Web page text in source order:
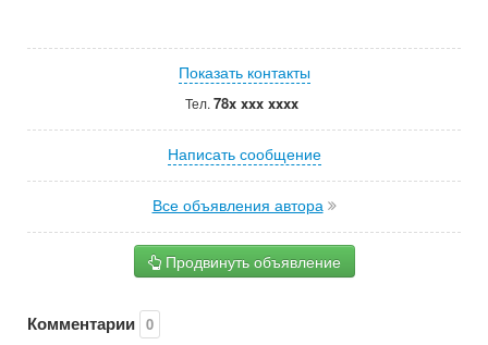
Показать контакты
Тел. 78x xxx xxxx
Написать сообщение
Все объявления автора
Продвинуть объявление
Комментарии 0